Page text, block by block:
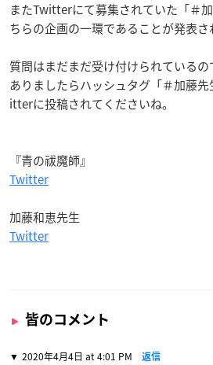
またTwitterにて募集されていた「＃
ちらの企画の一環であることが発表さ
質問はまだまだ受け付けられている
ありましたらハッシュタグ「＃加藤
itterに投稿されてくださいね。
『青の祓魔師』
Twitter
加藤和恵先生
Twitter
皆のコメント
2020年4月4日 at 4:01 PM 返信